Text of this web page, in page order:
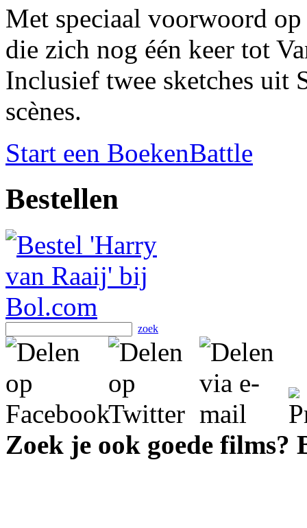
Met speciaal voorwoord
die zich nog één keer tot
Inclusief twee sketches uit
scènes.
Start een BoekenBattle
Bestellen
zoek
Zoek je ook goede films?